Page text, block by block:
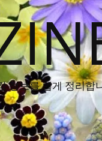
정보를 쉽게 정리합